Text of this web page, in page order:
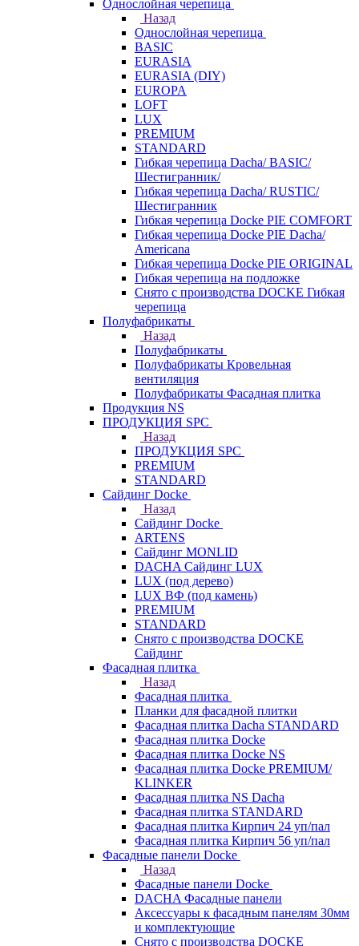
Однослойная черепица
Назад
Однослойная черепица
BASIC
EURASIA
EURASIA (DIY)
EUROPA
LOFT
LUX
PREMIUM
STANDARD
Гибкая черепица Dacha/ BASIC/
Шестигранник/
Гибкая черепица Dacha/ RUSTIC/
Шестигранник
Гибкая черепица Docke PIE COMFORT
Гибкая черепица Docke PIE Dacha/
Americana
Гибкая черепица Docke PIE ОRIGINАL
Гибкая черепица на подложке
Снято с производства DOCKE Гибкая
черепица
Полуфабрикаты
Назад
Полуфабрикаты
Полуфабрикаты Кровельная
вентиляция
Полуфабрикаты Фасадная плитка
Продукция NS
ПРОДУКЦИЯ SPC
Назад
ПРОДУКЦИЯ SPC
PREMIUM
STANDARD
Сайдинг Docke
Назад
Сайдинг Docke
ARTENS
Cайдинг MONLID
DACHA Сайдинг LUX
LUX (под дерево)
LUX ВФ (под камень)
PREMIUM
STANDARD
Снято с производства DOCKE
Сайдинг
Фасадная плитка
Назад
Фасадная плитка
Планки для фасадной плитки
Фасадная плитка Dacha STANDARD
Фасадная плитка Docke
Фасадная плитка Docke NS
Фасадная плитка Docke PREMIUM/
KLINKER
Фасадная плитка NS Dacha
Фасадная плитка STANDARD
Фасадная плитка Кирпич 24 уп/пал
Фасадная плитка Кирпич 56 уп/пал
Фасадные панели Docke
Назад
Фасадные панели Docke
DACHA Фасадные панели
Аксессуары к фасадным панелям 30мм
и комплектующие
Снято с производства DOCKE